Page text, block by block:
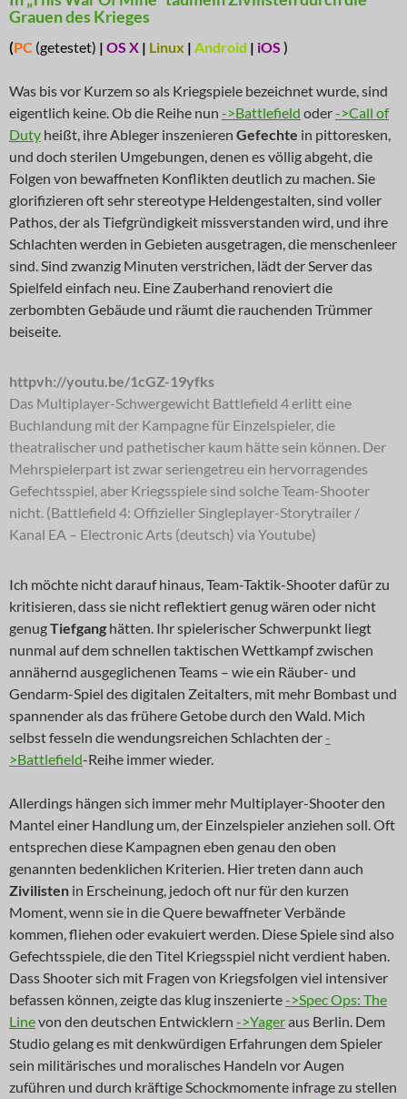
Grauen des Krieges
(PC (getestet) | OS X | Linux | Android | iOS )
Was bis vor Kurzem so als Kriegspiele bezeichnet wurde, sind
eigentlich keine. Ob die Reihe nun ->Battlefield oder->Call of
Duty heißt, ihre Ableger inszenieren Gefechte in pittoresken,
und doch sterilen Umgebungen, denen es völlig abgeht, die
Folgen von bewaffneten Konflikten deutlich zu machen. Sie
glorifizieren oft sehr stereotype Heldengestalten, sind voller
Pathos, der als Tiefgründigkeit missverstanden wird, und ihre
Schlachten werden in Gebieten ausgetragen, die menschenleer
sind. Sind zwanzig Minuten verstrichen, lädt der Server das
Spielfeld einfach neu. Eine Zauberhand renoviert die
zerbombten Gebäude und räumt die rauchenden Trümmer
beiseite.
httpvh://youtu.be/1cGZ-19yfks
Das Multiplayer-Schwergewicht Battlefield 4 erlitt eine
Buchlandung mit der Kampagne für Einzelspieler, die
theatralischer und pathetischer kaum hätte sein können. Der
Mehrspielerpart ist zwar seriengetreu ein hervorragendes
Gefechtsspiel, aber Kriegsspiele sind solche Team-Shooter
nicht. (Battlefield 4: Offizieller Singleplayer-Storytrailer /
Kanal EA – Electronic Arts (deutsch) via Youtube)
Ich möchte nicht darauf hinaus, Team-Taktik-Shooter dafür zu
kritisieren, dass sie nicht reflektiert genug wären oder nicht
genugTiefgang hätten. Ihr spielerischer Schwerpunkt liegt
nunmal auf dem schnellen taktischen Wettkampf zwischen
annähernd ausgeglichenen Teams – wie ein Räuber- und
Gendarm-Spiel des digitalen Zeitalters, mit mehr Bombast und
spannender als das frühere Getobe durch den Wald. Mich
selbst fesseln die wendungsreichen Schlachten der-
>Battlefield-Reihe immer wieder.
Allerdings hängen sich immer mehr Multiplayer-Shooter den
Mantel einer Handlung um, der Einzelspieler anziehen soll. Oft
entsprechen diese Kampagnen eben genau den oben
genannten bedenklichen Kriterien. Hier treten dann auch
Zivilisten in Erscheinung, jedoch oft nur für den kurzen
Moment, wenn sie in die Quere bewaffneter Verbände
kommen, fliehen oder evakuiert werden. Diese Spiele sind also
Gefechtsspiele, die den Titel Kriegsspiel nicht verdient haben.
Dass Shooter sich mit Fragen von Kriegsfolgen viel intensiver
befassen können, zeigte das klug inszenierte->Spec Ops: The
Linevon den deutschen Entwicklern ->Yageraus Berlin. Dem
Studio gelang es mit denkwürdigen Erfahrungen dem Spieler
sein militärisches und moralisches Handeln vor Augen
zuführen und durch kräftige Schockmomente infrage zu stellen